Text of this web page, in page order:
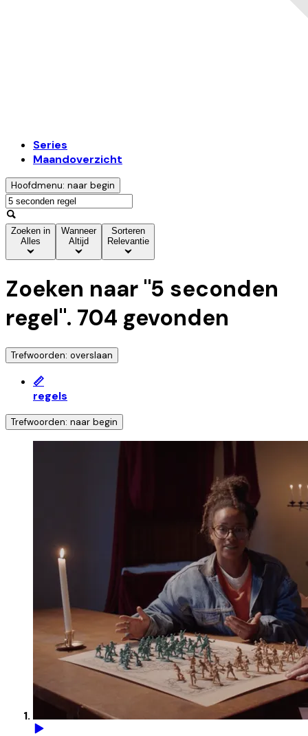
Series
Maandoverzicht
Hoofdmenu: naar begin
Zoeken in
Alles
Wanneer
Altijd
Sorteren
Relevantie
Zoeken naar "5 seconden
regel". 704 gevonden
Trefwoorden: overslaan
📏
regels
Trefwoorden: naar begin